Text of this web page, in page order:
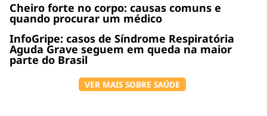
Cheiro forte no corpo: causas comuns e
quando procurar um médico
InfoGripe: casos de Síndrome Respiratória
Aguda Grave seguem em queda na maior
parte do Brasil
VER MAIS SOBRE SAÚDE